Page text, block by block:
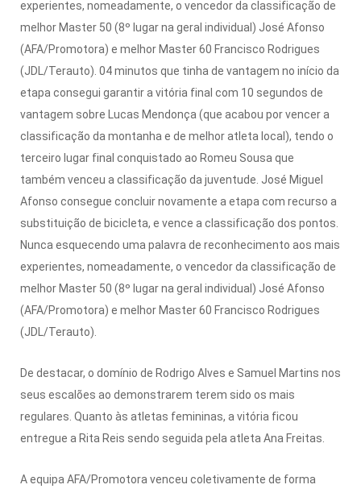
experientes, nomeadamente, o vencedor da classificação de
melhor Master 50 (8º lugar na geral individual) José Afonso
(AFA/Promotora) e melhor Master 60 Francisco Rodrigues
(JDL/Terauto). 04 minutos que tinha de vantagem no início da
etapa consegui garantir a vitória final com 10 segundos de
vantagem sobre Lucas Mendonça (que acabou por vencer a
classificação da montanha e de melhor atleta local), tendo o
terceiro lugar final conquistado ao Romeu Sousa que
também venceu a classificação da juventude. José Miguel
Afonso consegue concluir novamente a etapa com recurso a
substituição de bicicleta, e vence a classificação dos pontos.
Nunca esquecendo uma palavra de reconhecimento aos mais
experientes, nomeadamente, o vencedor da classificação de
melhor Master 50 (8º lugar na geral individual) José Afonso
(AFA/Promotora) e melhor Master 60 Francisco Rodrigues
(JDL/Terauto).
De destacar, o domínio de Rodrigo Alves e Samuel Martins nos
seus escalões ao demonstrarem terem sido os mais
regulares. Quanto às atletas femininas, a vitória ficou
entregue a Rita Reis sendo seguida pela atleta Ana Freitas.
A equipa AFA/Promotora venceu coletivamente de forma